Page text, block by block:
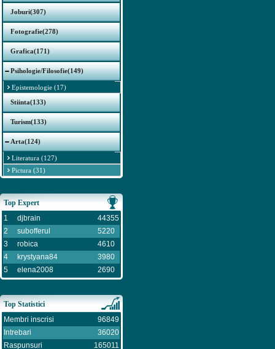
Joburi(307)
Fotografie(278)
Grafica(171)
Psihologie/Filosofie(149)
Epistemologie (17)
Stiinta(133)
Turism(133)
Arta(124)
Literatura (127)
Pictura (31)
Top Expert
1
djbrain
44355
2
subofferul
5220
3
robica
4610
4
krystyana84
3980
5
elena2008 2690
Top Statistici
Membri inscrisi
96849
Intrebari
36020
Raspunsuri
165011